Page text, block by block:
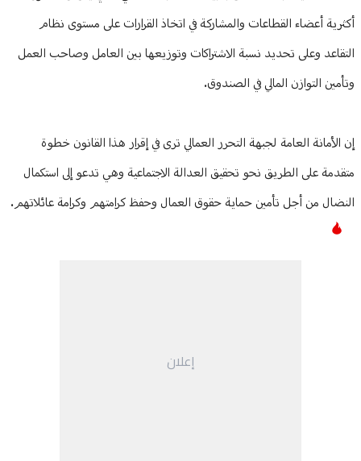
أكثرية أعضاء القطاعات والمشاركة في اتخاذ القرارات على مستوى نظام
التقاعد وعلى تحديد نسبة الاشتراكات وتوزيعها بين العامل وصاحب العمل
وتأمين التوازن المالي في الصندوق.
إن الأمانة العامة لجبهة التحرر العمالي ترى في إقرار هذا القانون خطوة
متقدمة على الطريق نحو تحقيق العدالة الاجتماعية وهي تدعو إلى استكمال
النضال من أجل تأمين حماية حقوق العمال وحفظ كرامتهم وكرامة عائلاتهم.
إعلان